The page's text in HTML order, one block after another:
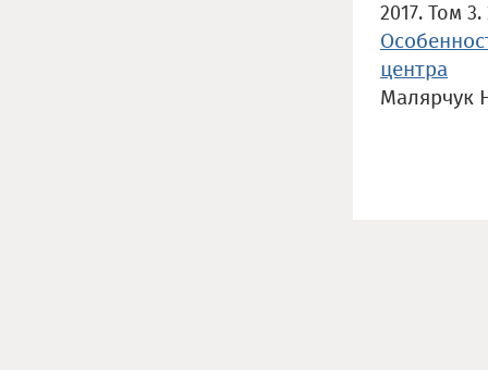
2017. Том
центра
Малярчук